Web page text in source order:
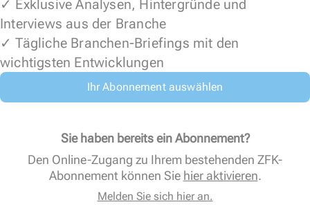
✓ Exklusive Analysen, Hintergründe und
Interviews aus der Branche
✓ Tägliche Branchen-Briefings mit den
wichtigsten Entwicklungen
Ihr Abonnement auswählen
Sie haben bereits ein Abonnement?
Den Online-Zugang zu Ihrem bestehenden ZFK-
Abonnement können Sie hier aktivieren.
Melden Sie sich hier an.